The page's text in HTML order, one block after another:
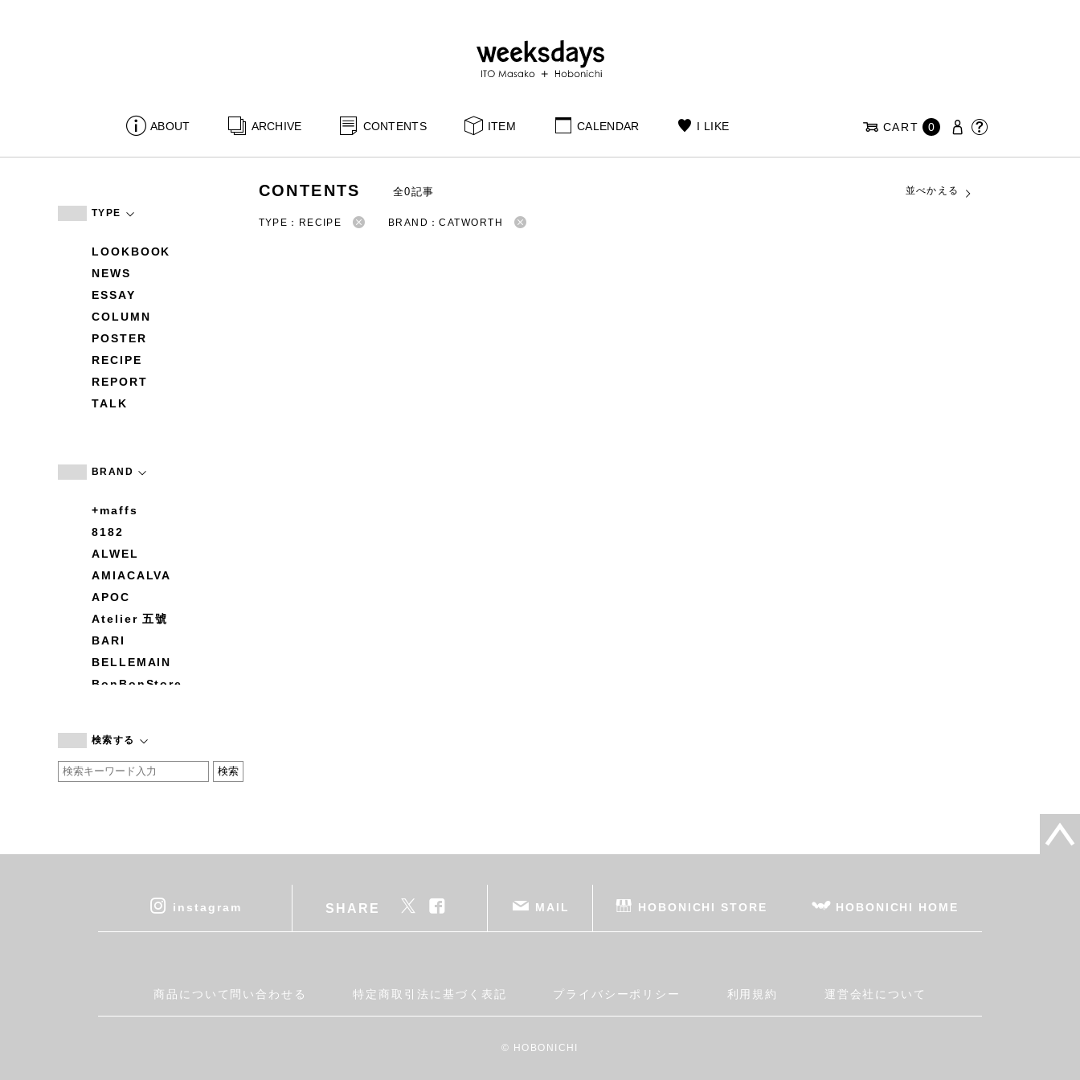
ABOUT ARCHIVE CONTENTS ITEM CALENDAR I LIKE CART 0
TYPE
LOOKBOOK
NEWS
ESSAY
COLUMN
POSTER
RECIPE
REPORT
TALK
BRAND
+maffs
8182
ALWEL
AMIACALVA
APOC
Atelier 五號
BARI
BELLEMAIN
BonBonStore
by basics
CATWORTH
cohan
DEAN & DELUCA
Fatima Morocco
検索する
CONTENTS 全0記事 並べかえる
TYPE：RECIPE BRAND：CATWORTH
instagram SHARE MAIL HOBONICHI STORE HOBONICHI HOME
商品について問い合わせる 特定商取引法に基づく表記 プライバシーポリシー 利用規約 運営会社について
© HOBONICHI